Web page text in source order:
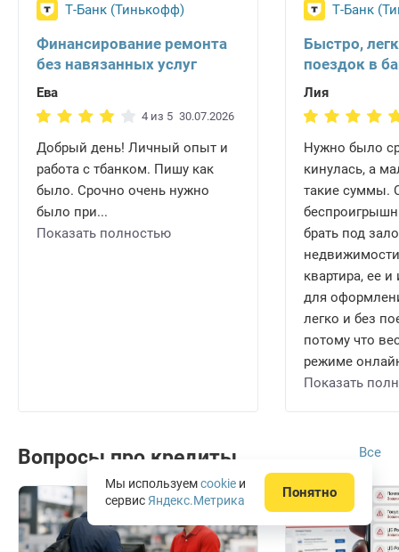
Т-Банк (Тинькофф)
Финансирование ремонта
без навязанных услуг
Ева
4 из 5 30.07.2026
Добрый день! Личный опыт и
работа с тбанком. Пишу как
было. Срочно очень нужно
было при...
Показать полностью
Т-Банк
Быстро,
поездок в
Лия
Нужно было
кинулась, а
такие суммы.
брать под
квартира, ее
для
легко и без
потому что
режиме
Показать
Вопросы про кредиты Все
Мы используемcookie и
сервис Яндекс.Метрика Понятно